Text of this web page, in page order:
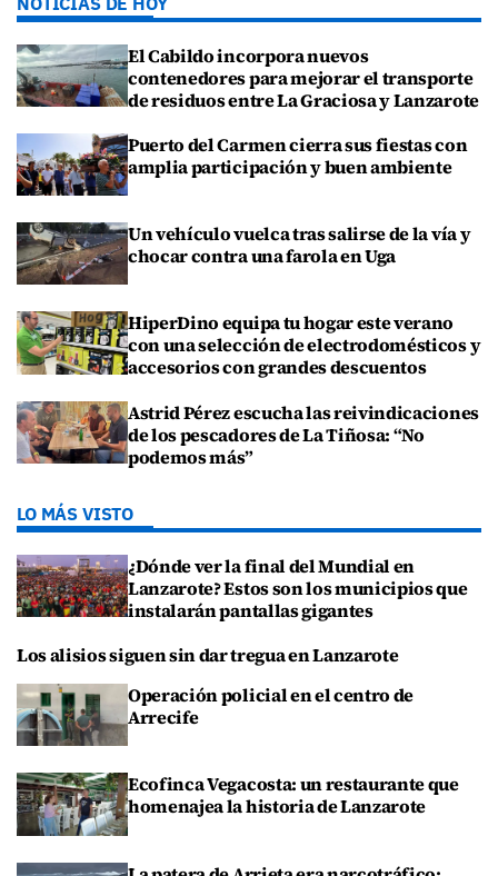
El Cabildo incorpora nuevos
contenedores para mejorar el transporte
de residuos entre La Graciosa y Lanzarote
Puerto del Carmen cierra sus fiestas con
amplia participación y buen ambiente
Un vehículo vuelca tras salirse de la vía y
chocar contra una farola en Uga
HiperDino equipa tu hogar este verano
con una selección de electrodomésticos y
accesorios con grandes descuentos
Astrid Pérez escucha las reivindicaciones
de los pescadores de La Tiñosa: “No
podemos más”
LO MÁS VISTO
¿Dónde ver la final del Mundial en
Lanzarote? Estos son los municipios que
instalarán pantallas gigantes
Los alisios siguen sin dar tregua en Lanzarote
Operación policial en el centro de
Arrecife
Ecofinca Vegacosta: un restaurante que
homenajea la historia de Lanzarote